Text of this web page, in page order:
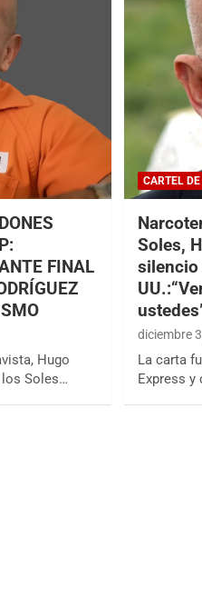
FINAL
Hugo
los Soles…
CARTEL
Soles,
silencio
diciembre
La carta
Express